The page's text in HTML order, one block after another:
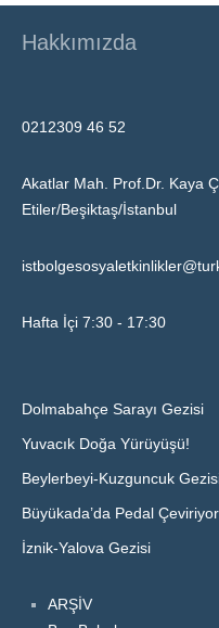
Hakkımızda
0212309 46 52
Akatlar Mah. Prof.Dr. Kaya
Etiler/Beşiktaş/İstanbul
Hafta İçi 7:30 - 17:30
Dolmabahçe Sarayı Gezisi
Yuvacık Doğa Yürüyüşü!
Beylerbeyi-Kuzguncuk
Büyükada’da Pedal
İznik-Yalova Gezisi
ARŞİV